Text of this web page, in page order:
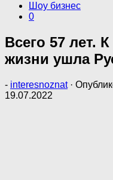
Шоу бизнес
0
Всего 57 лет.
жизни ушла
- interesnoznat ·
19.07.2022